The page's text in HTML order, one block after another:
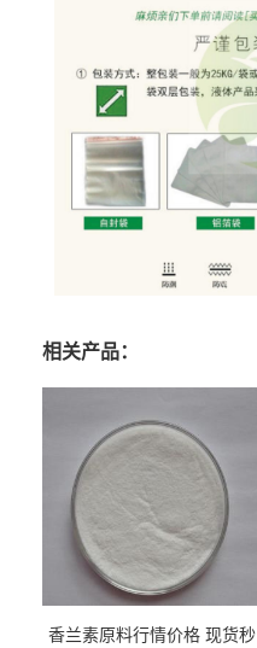
相关产品：
香兰素原料行情价格 现货秒